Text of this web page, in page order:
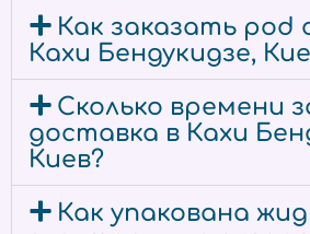
Как заказать pod
Кахи Бендукидзе,
Сколько времени
доставка в Кахи
Киев?
Как упакована